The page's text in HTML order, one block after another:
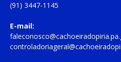
(91) 3447-1145
E-mail: